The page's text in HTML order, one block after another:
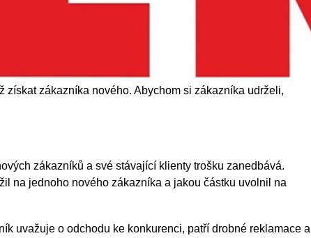
zákazníka nového. Abychom si zákazníka udrželi,
zákazníků a své stávající klienty trošku zanedbává.
na jednoho nového zákazníka a jakou částku uvolnil na
uvažuje o odchodu ke konkurenci, patří drobné reklamace a